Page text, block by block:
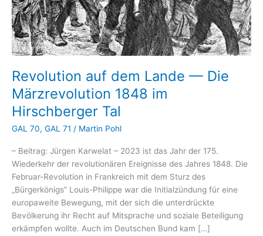
Revolution auf dem Lande — Die
Märzrevolution 1848 im
Hirschberger Tal
GAL 70, GAL 71 / Martin Pohl
– Beitrag: Jürgen Karwelat – 2023 ist das Jahr der 175.
Wiederkehr der revolutionären Ereignisse des Jahres 1848. Die
Februar-Revolution in Frankreich mit dem Sturz des
„Bürgerkönigs” Louis-Philippe war die Initialzündung für eine
europaweite Bewegung, mit der sich die unterdrückte
Bevölkerung ihr Recht auf Mitsprache und soziale Beteiligung
erkämpfen wollte. Auch im Deutschen Bund kam […]